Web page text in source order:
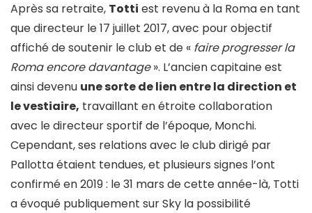
Après sa retraite, Totti est revenu à la Roma en tant
que directeur le 17 juillet 2017, avec pour objectif
affiché de soutenir le club et de « faire progresser la
Roma encore davantage». L’ancien capitaine est
ainsi devenu une sorte de lien entre la direction et
le vestiaire, travaillant en étroite collaboration
avec le directeur sportif de l’époque, Monchi.
Cependant, ses relations avec le club dirigé par
Pallotta étaient tendues, et plusieurs signes l’ont
confirmé en 2019 : le 31 mars de cette année-là, Totti
a évoqué publiquement sur Sky la possibilité